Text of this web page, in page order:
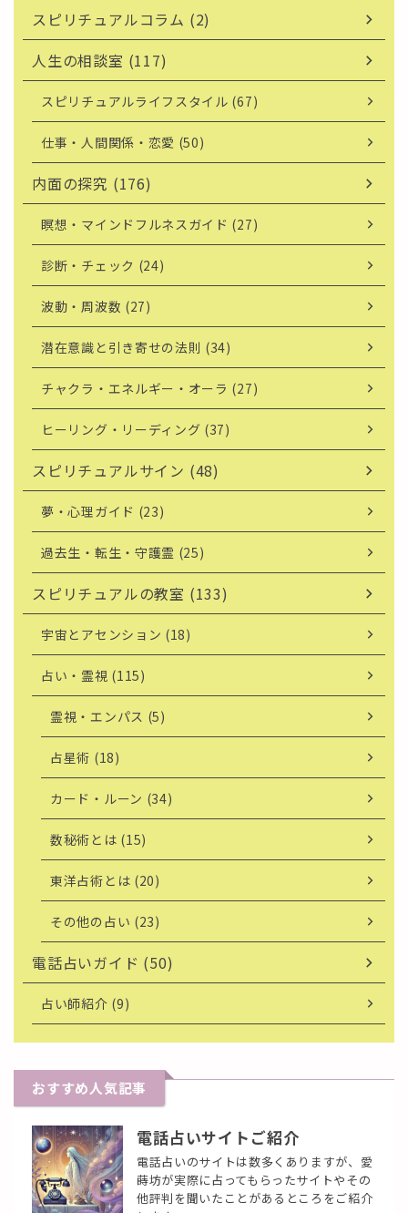
スピリチュアルコラム (2)
人生の相談室 (117)
スピリチュアルライフスタイル (67)
仕事・人間関係・恋愛 (50)
内面の探究 (176)
瞑想・マインドフルネスガイド (27)
診断・チェック (24)
波動・周波数 (27)
潜在意識と引き寄せの法則 (34)
チャクラ・エネルギー・オーラ (27)
ヒーリング・リーディング (37)
スピリチュアルサイン (48)
夢・心理ガイド (23)
過去生・転生・守護霊 (25)
スピリチュアルの教室 (133)
宇宙とアセンション (18)
占い・霊視 (115)
霊視・エンパス (5)
占星術 (18)
カード・ルーン (34)
数秘術とは (15)
東洋占術とは (20)
その他の占い (23)
電話占いガイド (50)
占い師紹介 (9)
おすすめ人気記事
電話占いサイトご紹介
電話占いのサイトは数多くありますが、愛
蒔坊が実際に占ってもらったサイトやその
他評判を聞いたことがあるところをご紹介